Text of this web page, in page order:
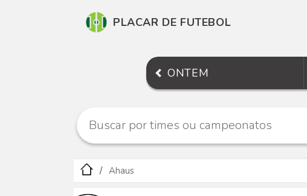
PLACAR DE FUTEBOL
ONTEM
Ahaus